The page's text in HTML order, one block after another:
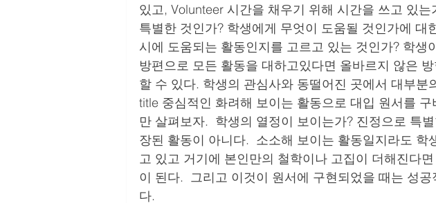
있고, Volunteer 시간을 채우기 위해 시간을 쓰고 있
특별한 것인가? 학생에게 무엇이 도움될 것인가에 대
시에 도움되는 활동인지를 고르고 있는 것인가? 학생
방편으로 모든 활동을 대하고있다면 올바르지 않은
할 수 있다. 학생의 관심사와 동떨어진 곳에서 대부분
title 중심적인 화려해 보이는 활동으로 대입 원서를
만 살펴보자.  학생의 열정이 보이는가? 진정으로 특
장된 활동이 아니다.  소소해 보이는 활동일지라도 학
고 있고 거기에 본인만의 철학이나 고집이 더해진다
이 된다.  그리고 이것이 원서에 구현되었을 때는 성
다.